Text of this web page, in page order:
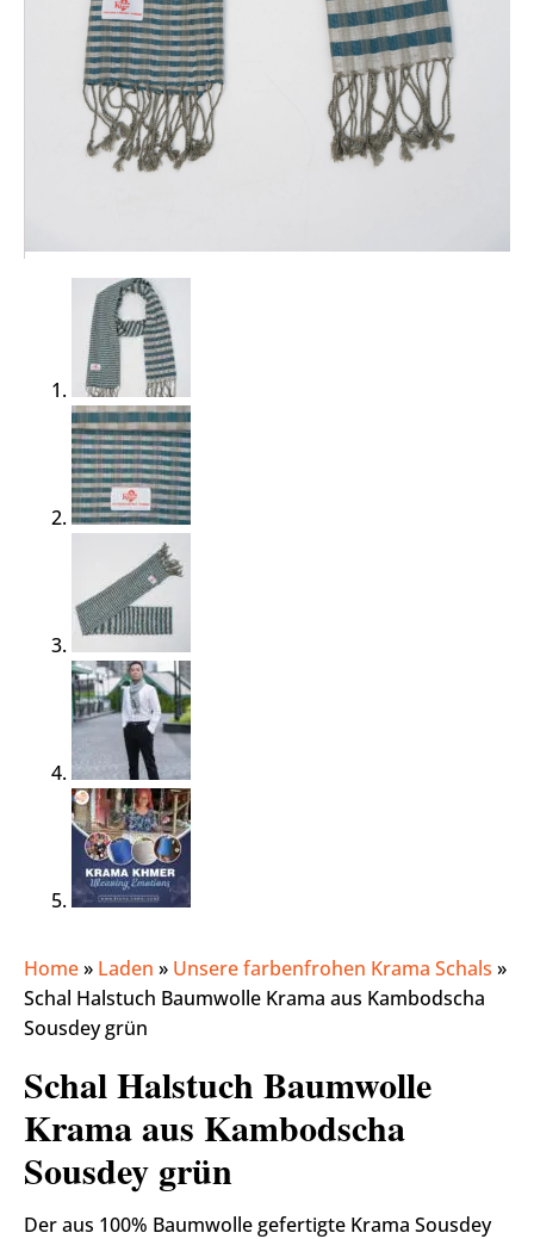
Home» Laden » Unsere farbenfrohen Krama Schals »
Schal Halstuch Baumwolle Krama aus Kambodscha
Sousdey grün
Schal Halstuch Baumwolle
Krama aus Kambodscha
Sousdey grün
Der aus 100% Baumwolle gefertigte Krama Sousdey